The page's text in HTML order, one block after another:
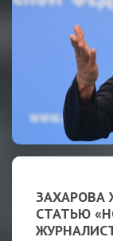
ЗАХАРОВА
СТАТЬЮ